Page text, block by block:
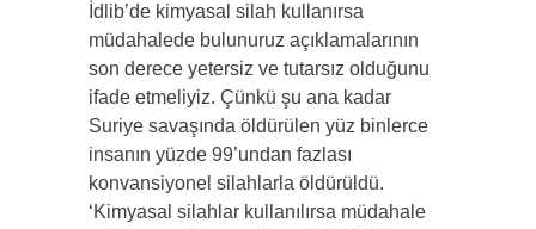
İdlib’de kimyasal silah kullanırsa
müdahalede bulunuruz açıklamalarının
son derece yetersiz ve tutarsız olduğunu
ifade etmeliyiz. Çünkü şu ana kadar
Suriye savaşında öldürülen yüz binlerce
insanın yüzde 99’undan fazlası
konvansiyonel silahlarla öldürüldü.
‘Kimyasal silahlar kullanılırsa müdahale